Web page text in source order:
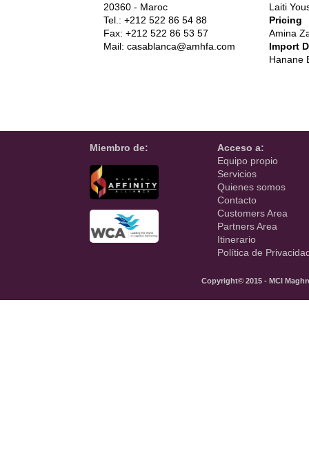
20360 - Maroc
Tel.: +212 522 86 54 88
Fax: +212 522 86 53 57
Mail: casablanca@amhfa.com
Laiti
Pricing
Amina
Import
Hanane
Miembro de:
Acceso a:
Equipo propio
Servicios
Quienes somos
Contacto
Customers Area
Partners Area
Itinerario
Política de
Copyright© 2015 - MCI